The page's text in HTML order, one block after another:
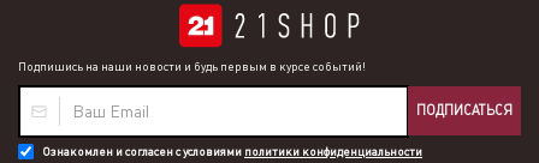
Подпишись на наши новости и будь первым в курсе событий!
ПОДПИСАТЬСЯ
Ознакомлен и согласен с условиями политики конфиденциальности